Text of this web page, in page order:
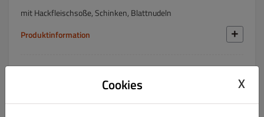
mit Hackfleischsoße, Schinken, Blattnudeln
Produktinformation
gefüllt mit Rinderhackfleisch, überbackene Rollnudeln
Cookies X